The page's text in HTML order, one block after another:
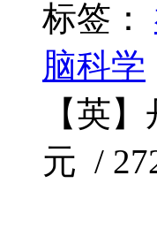
标签：
脑科学
【英
元 /